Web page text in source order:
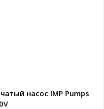
насос IMP Pumps